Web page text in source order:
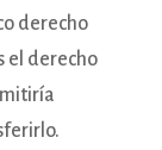
derecho
el derecho